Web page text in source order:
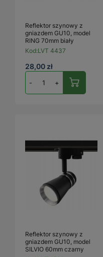
Reflektor szynowy z
gniazdem GU10, model
RING 70mm biały
Kod:LVT 4437
28,00 zł
- +
Reflektor szynowy z
gniazdem GU10, model
SILVIO 60mm czarny